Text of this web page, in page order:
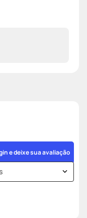
e deixe sua avaliação